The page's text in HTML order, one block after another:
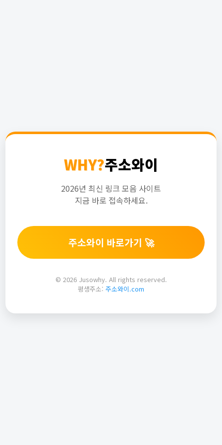
WHY?주소와이
2026년 최신 링크 모음 사이트
지금 바로 접속하세요.
주소와이 바로가기 🚀
© 2026 Jusowhy. All rights reserved.
평생주소: 주소와이.com